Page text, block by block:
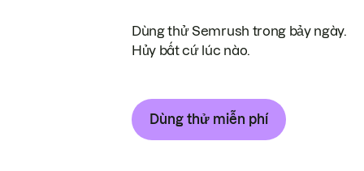
Dùng thử Semrush trong bảy ngày.
Hủy bất cứ lúc nào.
Dùng thử miễn phí